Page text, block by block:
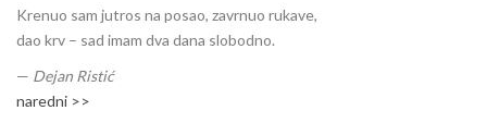
Krenuo sam jutros na posao, zavrnuo rukave,
dao krv – sad imam dva dana slobodno.
— Dejan Ristić
naredni >>